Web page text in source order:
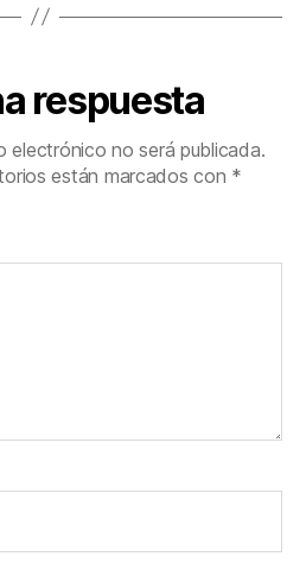
respuesta
electrónico no será publicada.
están marcados con *